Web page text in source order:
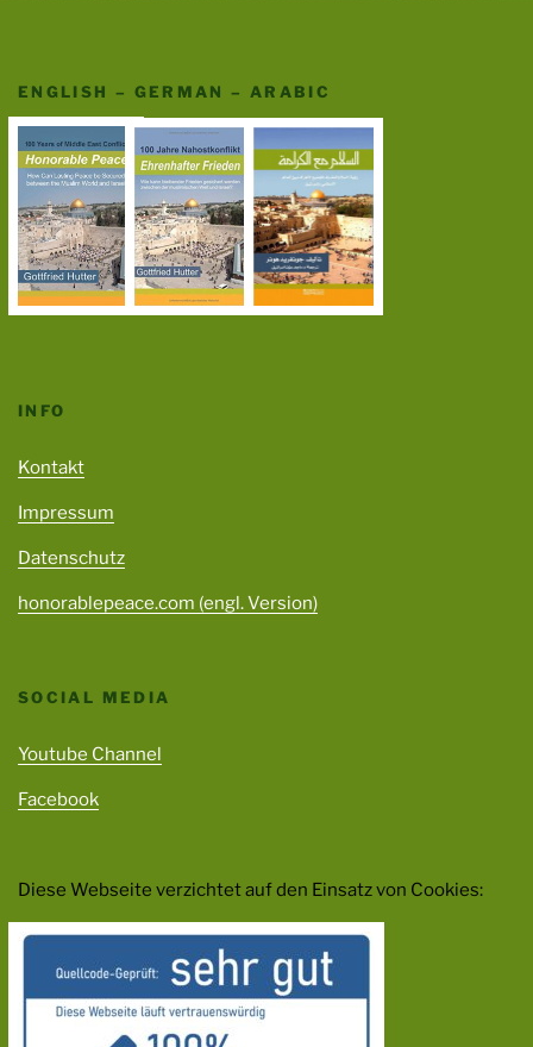
ENGLISH – GERMAN – ARABIC
INFO
Kontakt
Impressum
Datenschutz
honorablepeace.com (engl. Version)
SOCIAL MEDIA
Youtube Channel
Facebook
Diese Webseite verzichtet auf den Einsatz von Cookies: